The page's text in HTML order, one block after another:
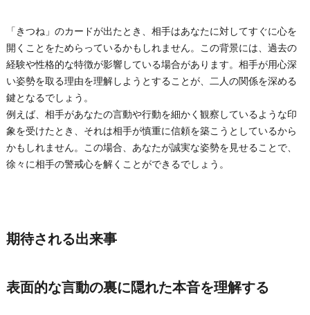
「きつね」のカードが出たとき、相手はあなたに対してすぐに心を
開くことをためらっているかもしれません。この背景には、過去の
経験や性格的な特徴が影響している場合があります。相手が用心深
い姿勢を取る理由を理解しようとすることが、二人の関係を深める
鍵となるでしょう。
例えば、相手があなたの言動や行動を細かく観察しているような印
象を受けたとき、それは相手が慎重に信頼を築こうとしているから
かもしれません。この場合、あなたが誠実な姿勢を見せることで、
徐々に相手の警戒心を解くことができるでしょう。
期待される出来事
表面的な言動の裏に隠れた本音を理解する